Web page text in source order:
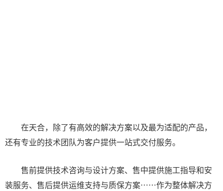
在天合，除了有高效的解决方案以及最为适配的产品，
还有专业的技术团队为客户提供一站式交付服务。
售前提供技术咨询与设计方案、售中提供施工指导和安
装服务、售后提供运维支持与质保方案……作为整体解决方